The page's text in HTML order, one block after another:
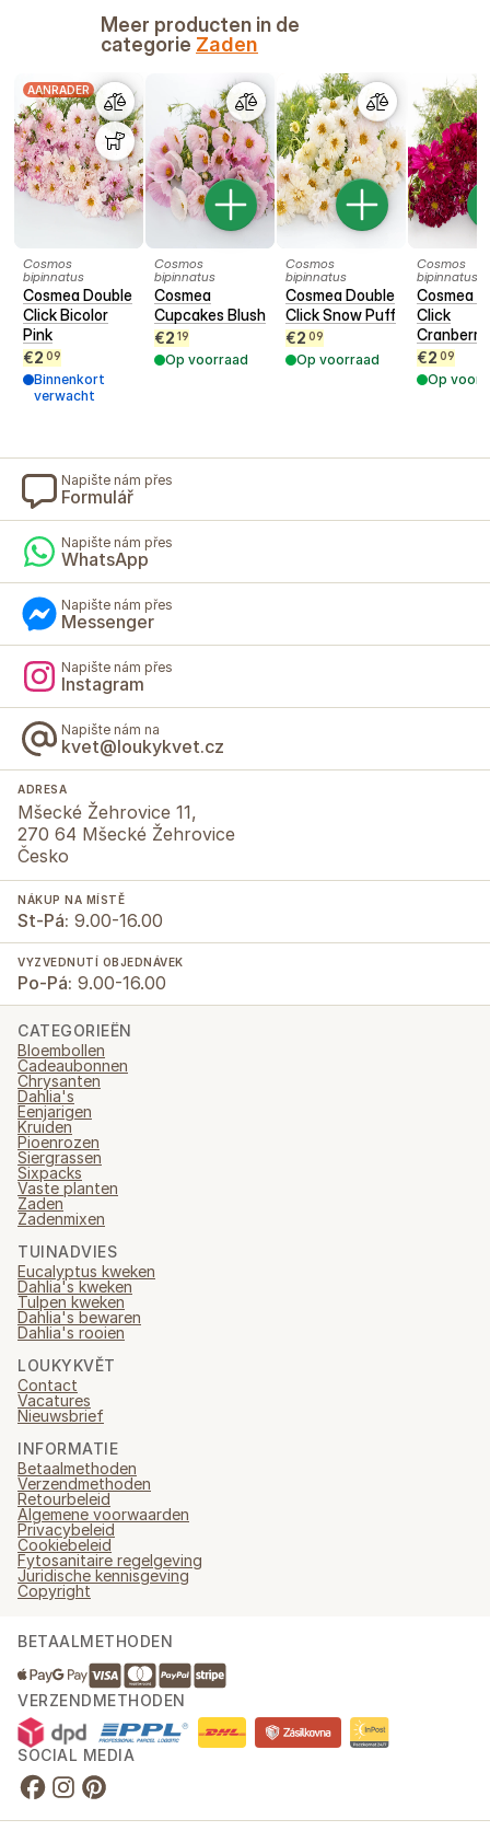
Meer producten in de
categorie Zaden
AANRADER
Cosmos
bipinnatus
Cosmea Double
Click Bicolor
Pink
€2 09
Binnenkort
verwacht
Cosmos
bipinnatus
Cosmea
Cupcakes Blush
€2 19
Op voorraad
Cosmos
bipinnatus
Cosmea Double
Click Snow Puff
€2 09
Op voorraad
Cosmos
bipinnatus
Cosmea
Click
€2 09
Op
Napište nám přes
Formulář
Napište nám přes
WhatsApp
Napište nám přes
Messenger
Napište nám přes
Instagram
Napište nám na
kvet@loukykvet.cz
ADRESA
Mšecké Žehrovice 11,
270 64 Mšecké Žehrovice
Česko
NÁKUP NA MÍSTĚ
St-Pá: 9.00-16.00
VYZVEDNUTÍ OBJEDNÁVEK
Po-Pá: 9.00-16.00
CATEGORIEËN
Bloembollen
Cadeaubonnen
Chrysanten
Dahlia's
Eenjarigen
Kruiden
Pioenrozen
Siergrassen
Sixpacks
Vaste planten
Zaden
Zadenmixen
TUINADVIES
Eucalyptus kweken
Dahlia's kweken
Tulpen kweken
Dahlia's bewaren
Dahlia's rooien
LOUKYKVĚT
Contact
Vacatures
Nieuwsbrief
INFORMATIE
Betaalmethoden
Verzendmethoden
Retourbeleid
Algemene voorwaarden
Privacybeleid
Cookiebeleid
Fytosanitaire regelgeving
Juridische kennisgeving
Copyright
BETAALMETHODEN
VERZENDMETHODEN
SOCIAL MEDIA